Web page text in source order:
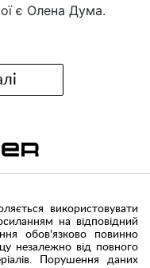
є Олена Дума.
використовувати
на відповідний
обов'язково повинно
незалежно від повного
Порушення даних